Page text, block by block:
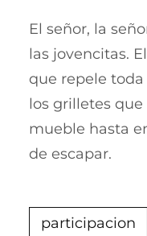
El señor, la
las jovencitas.
que repele
los grilletes
mueble hasta
de escapar.
participacion